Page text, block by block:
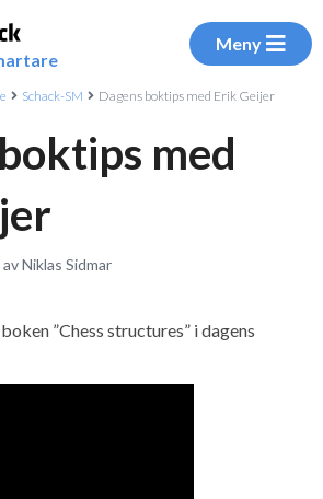
Meny
Schack-SM Dagens boktips med Erik Geijer
med
Niklas Sidmar
”Chess structures” i dagens